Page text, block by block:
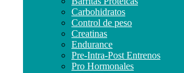
Carbohidratos
Control de peso
Creatinas
Endurance
Pre-Intra-Post Entrenos
Pro Hormonales